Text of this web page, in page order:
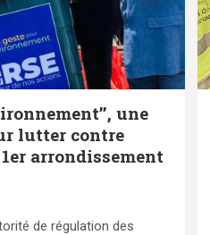
une
lutter contre
arrondissement
de régulation des